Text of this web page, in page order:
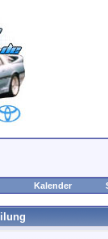
Kalender